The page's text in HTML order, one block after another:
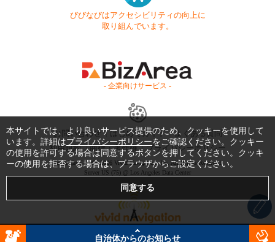
びびなびはアクセシビリティの向上に
取り組んでいます。
- 企業向けサービス -
お問い合わせ はじめてガイド
よくある質問
利用規約
商標・著作権 プライバシーポリシー
Copyright © 1999-2026 Vivid Navigation, Inc. All Rights Reserved.
Server US (75) @ Los Angeles Data Center
自治体からのお知らせ
本サイトでは、より良いサービス提供のため、クッキーを使用して
います。詳細はプライバシーポリシーをご確認ください。クッキー
の使用を許可する場合は同意するボタンを押してください。クッキ
ーの使用を拒否する場合は、ブラウザからご設定ください。